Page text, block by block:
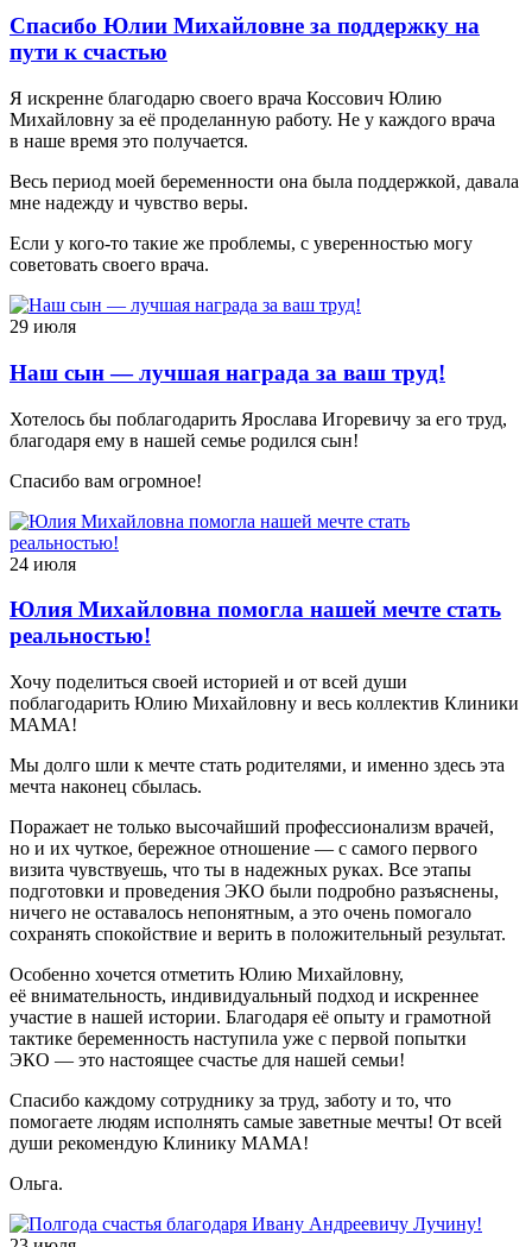
Спасибо Юлии Михайловне за поддержку на
пути к счастью
Я искренне благодарю своего врача Коссович Юлию
Михайловну за её проделанную работу. Не у каждого врача
в наше время это получается.
Весь период моей беременности она была поддержкой, давала
мне надежду и чувство веры.
Если у кого-то такие же проблемы, с уверенностью могу
советовать своего врача.
29 июля
Наш сын — лучшая награда за ваш труд!
Хотелось бы поблагодарить Ярослава Игоревичу за его труд,
благодаря ему в нашей семье родился сын!
Спасибо вам огромное!
24 июля
Юлия Михайловна помогла нашей мечте стать
реальностью!
Хочу поделиться своей историей и от всей души
поблагодарить Юлию Михайловну и весь коллектив Клиники
МАМА!
Мы долго шли к мечте стать родителями, и именно здесь эта
мечта наконец сбылась.
Поражает не только высочайший профессионализм врачей,
но и их чуткое, бережное отношение — с самого первого
визита чувствуешь, что ты в надежных руках. Все этапы
подготовки и проведения ЭКО были подробно разъяснены,
ничего не оставалось непонятным, а это очень помогало
сохранять спокойствие и верить в положительный результат.
Особенно хочется отметить Юлию Михайловну,
её внимательность, индивидуальный подход и искреннее
участие в нашей истории. Благодаря её опыту и грамотной
тактике беременность наступила уже с первой попытки
ЭКО — это настоящее счастье для нашей семьи!
Спасибо каждому сотруднику за труд, заботу и то, что
помогаете людям исполнять самые заветные мечты! От всей
души рекомендую Клинику МАМА!
Ольга.